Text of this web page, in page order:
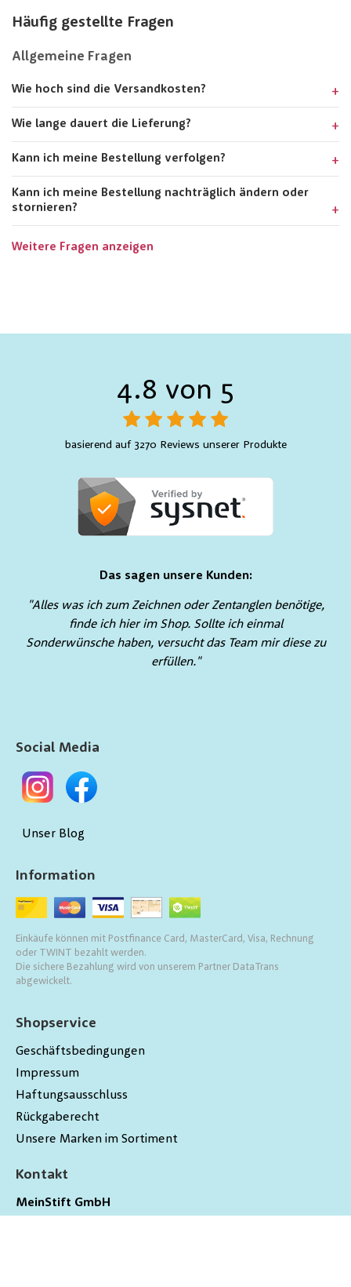
Häufig gestellte Fragen
Allgemeine Fragen
Wie hoch sind die Versandkosten?
Wie lange dauert die Lieferung?
Kann ich meine Bestellung verfolgen?
Kann ich meine Bestellung nachträglich ändern oder
stornieren?
Weitere Fragen anzeigen
4.8 von 5
basierend auf 3270 Reviews unserer Produkte
Das sagen unsere Kunden:
"Alles was ich zum Zeichnen oder Zentanglen benötige,
finde ich hier im Shop. Sollte ich einmal
Sonderwünsche haben, versucht das Team mir diese zu
erfüllen."
Kontakt
MeinStift GmbH
Shopservice
Geschäftsbedingungen
Impressum
Haftungsausschluss
Rückgaberecht
Unsere Marken im Sortiment
Information
Einkäufe können mit Postfinance Card, MasterCard, Visa, Rechnung
oder TWINT bezahlt werden.
Die sichere Bezahlung wird von unserem Partner DataTrans
abgewickelt.
Social Media
Unser Blog